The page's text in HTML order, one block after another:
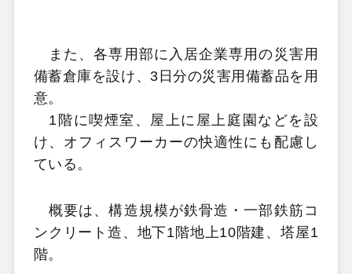
また、各専用部に入居企業専用の災害用
備蓄倉庫を設け、3日分の災害用備蓄品を用
意。
1階に喫煙室、屋上に屋上庭園などを設
け、オフィスワーカーの快適性にも配慮し
ている。
概要は、構造規模が鉄骨造・一部鉄筋コ
ンクリート造、地下1階地上10階建、塔屋1
階。